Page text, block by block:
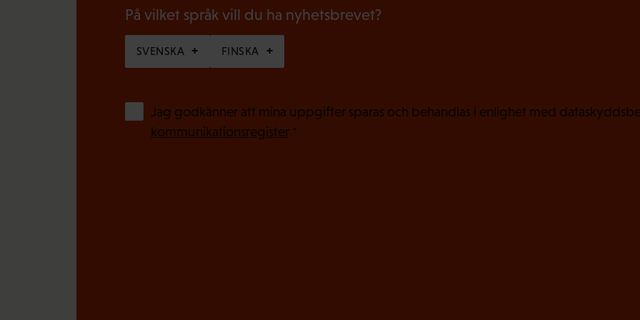
s
k
t
o
r
i
t
På vilket språk vill du ha nyhetsbrevet?
SVENSKA FINSKA
Jag godkänner att mina uppgifter sparas och behandlas i enlighet med
kommunikationsregister*